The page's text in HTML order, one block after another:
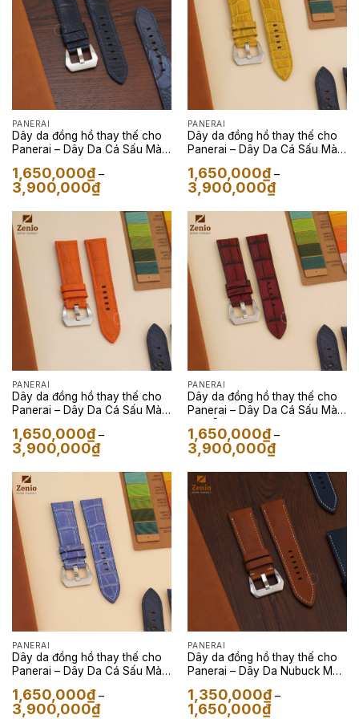
PANERAI
Dây da đồng hồ thay thế cho
Panerai – Dây Da Cá Sấu Màu
1,650,000₫ –
3,900,000₫Khoảng
giá:
1,650,000₫
3,900,000₫
PANERAI
Dây da đồng hồ thay thế cho
Panerai – Dây Da Cá Sấu Màu
1,650,000₫ –
3,900,000₫Khoảng
giá:
1,650,000₫
đến
3,900,000₫
PANERAI
Dây da đồng hồ thay thế cho
Panerai – Dây Da Cá Sấu Màu
1,650,000₫ –
3,900,000₫Khoảng
giá:
1,650,000₫
3,900,000₫
PANERAI
Dây da đồng hồ thay thế cho
Panerai – Dây Da Cá Sấu Màu
1,650,000₫ –
3,900,000₫Khoảng
giá:
1,650,000₫
3,900,000₫
PANERAI
Dây da đồng hồ thay thế cho
Panerai – Dây Da Cá Sấu Màu
1,650,000₫ –
3,900,000₫Khoảng
PANERAI
Dây da đồng hồ thay thế cho
Panerai – Dây Da Nubuck Màu
1,350,000₫ –
1,650,000₫Khoảng